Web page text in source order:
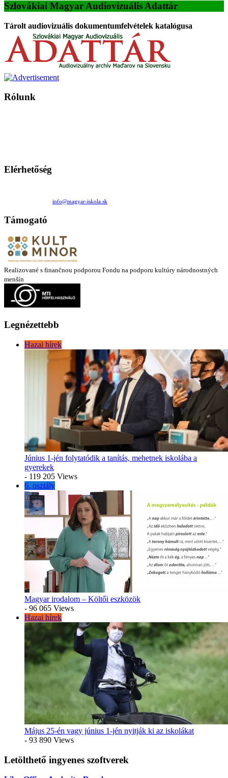
Szlovákiai Magyar Audiovizuális Adattár
Tárolt audiovizuális dokumentumfelvételek katalógusa
Rólunk
Elérhetőség
info@magyar-iskola.sk
Támogató
Realizované s finančnou podporou Fondu na podporu kultúry národnostných
menšín
Legnézettebb
Hazai hírek
Június 1-jén folytatódik a tanítás, mehetnek iskolába a
gyerekek
- 119 205 Views
6. osztály
Magyar irodalom – Költői eszközök
- 96 065 Views
Hazai hírek
Május 25-én vagy június 1-jén nyitják ki az iskolákat
- 93 890 Views
Letölthető ingyenes szoftverek